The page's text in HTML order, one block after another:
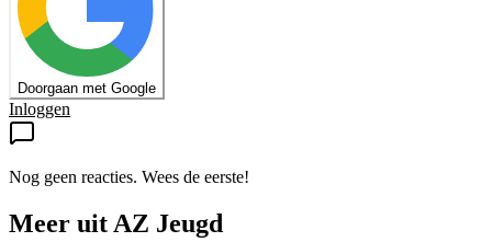
Doorgaan met Google
Inloggen
Nog geen reacties. Wees de eerste!
Meer uit AZ Jeugd